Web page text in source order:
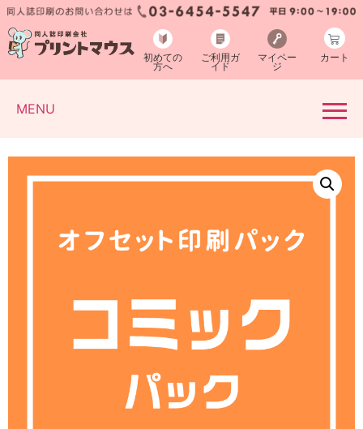
初めての
方へ
ご利用ガ
イド
マイペー
ジ
カート
MENU